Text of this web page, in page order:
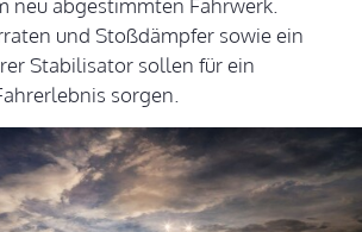
neu abgestimmten Fahrwerk.
und Stoßdämpfer sowie ein
Stabilisator sollen für ein
sorgen.